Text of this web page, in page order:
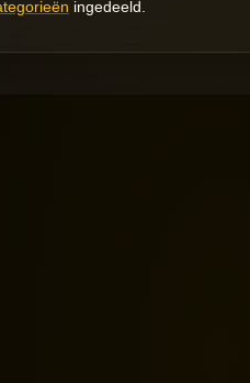
ingedeeld.